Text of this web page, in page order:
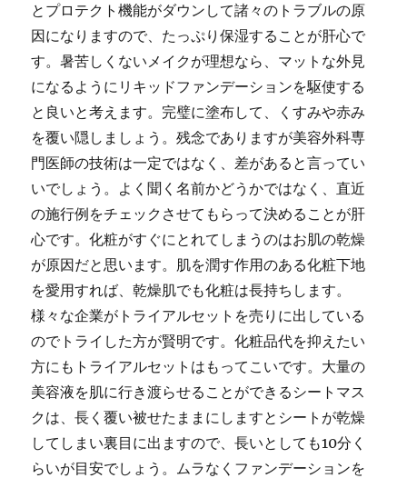
とプロテクト機能がダウンして諸々のトラブルの原
因になりますので、たっぷり保湿することが肝心で
す。暑苦しくないメイクが理想なら、マットな外見
になるようにリキッドファンデーションを駆使する
と良いと考えます。完璧に塗布して、くすみや赤み
を覆い隠しましょう。残念でありますが美容外科専
門医師の技術は一定ではなく、差があると言ってい
いでしょう。よく聞く名前かどうかではなく、直近
の施行例をチェックさせてもらって決めることが肝
心です。化粧がすぐにとれてしまうのはお肌の乾燥
が原因だと思います。肌を潤す作用のある化粧下地
を愛用すれば、乾燥肌でも化粧は長持ちします。
様々な企業がトライアルセットを売りに出している
のでトライした方が賢明です。化粧品代を抑えたい
方にもトライアルセットはもってこいです。大量の
美容液を肌に行き渡らせることができるシートマス
クは、長く覆い被せたままにしますとシートが乾燥
してしまい裏目に出ますので、長いとしても10分く
らいが目安でしょう。ムラなくファンデーションを